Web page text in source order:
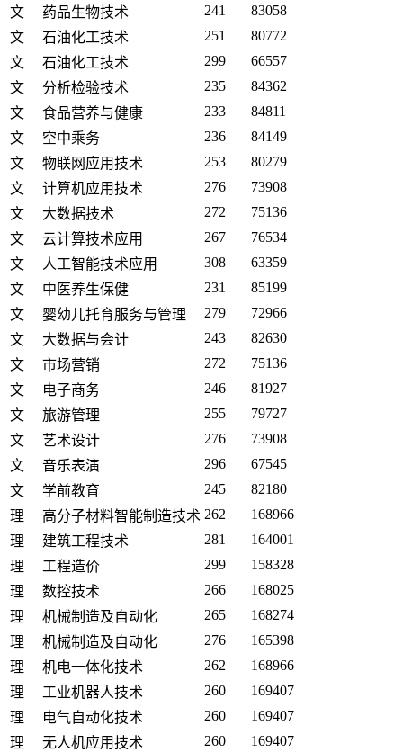
文
药品生物技术 241
83058
文
石油化工技术 251
80772
文
石油化工技术 299
66557
文
分析检验技术 235
84362
文
食品营养与健康 233
84811
文
空中乘务 236
84149
文
物联网应用技术 253
80279
文
计算机应用技术 276
73908
文
大数据技术 272
75136
文
云计算技术应用 267
76534
文
人工智能技术应用 308
63359
文
中医养生保健 231
85199
文
婴幼儿托育服务与管理 279
72966
文
大数据与会计 243
82630
文
市场营销 272
75136
文
电子商务 246
81927
文
旅游管理 255
79727
文
艺术设计 276
73908
文
音乐表演 296
67545
文
学前教育 245
82180
理
高分子材料智能制造技术 262
168966
理
建筑工程技术 281
164001
理
工程造价 299
158328
理
数控技术 266
168025
理
机械制造及自动化 265
168274
理
机械制造及自动化 276
165398
理
机电一体化技术 262
168966
理
工业机器人技术 260
169407
理
电气自动化技术 260
169407
理
无人机应用技术 260
169407